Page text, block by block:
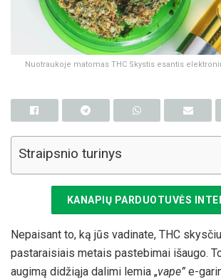
Nuotraukoje matomas THC Skystis esantis
Straipsnio turinys
KANAPIŲ PARDUOTUVĖS
Nepaisant to, ką jūs vadinate, THC
pastaraisiais metais pastebimai išaugo.
augimą didžiąja dalimi lemia „vape” e-